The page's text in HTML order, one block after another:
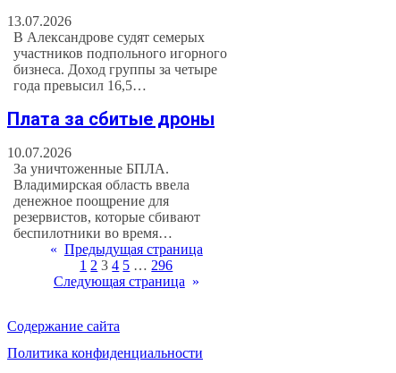
13.07.2026
В Александрове судят семерых
участников подпольного игорного
бизнеса. Доход группы за четыре
года превысил 16,5…
Плата за сбитые дроны
10.07.2026
За уничтоженные БПЛА.
Владимирская область ввела
денежное поощрение для
резервистов, которые сбивают
беспилотники во время…
« Предыдущая страница
1 2 3 4 5 … 296
Следующая страница »
Содержание сайта
Политика конфиденциальности